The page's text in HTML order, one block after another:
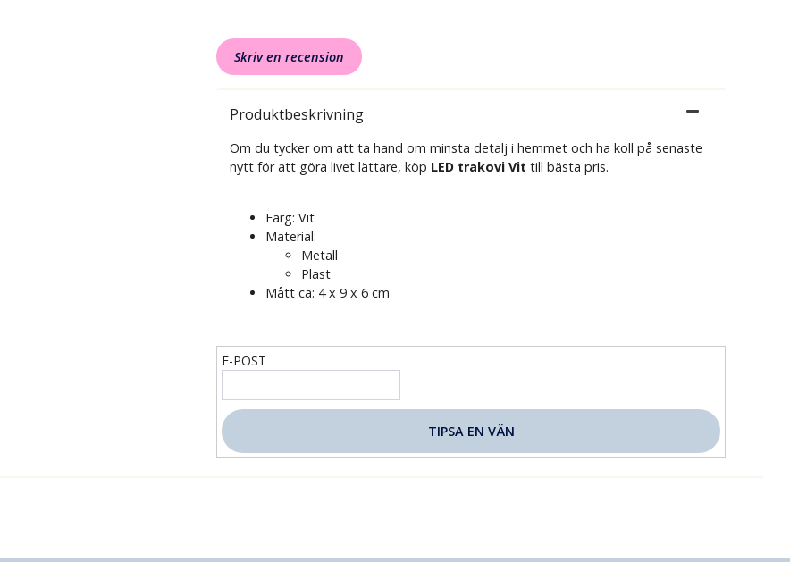
Skriv en recension
Produktbeskrivning
Om du tycker om att ta hand om minsta detalj i hemmet och ha koll på senaste
nytt för att göra livet lättare, köp LED trakovi Vit till bästa pris.
Färg: Vit
Material:
Metall
Plast
Mått ca: 4 x 9 x 6 cm
E-POST